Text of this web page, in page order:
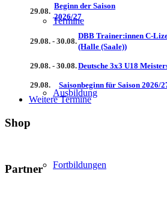
Termine
Ausbildung
Fortbildungen
29.08.
Beginn der Saison
2026/27
29.08. - 30.08.
DBB Trainer:innen C-
(Halle (Saale))
29.08. - 30.08.Deutsche 3x3 U18
29.08. Saisonbeginn für Saison 2026/
Weitere Termine
Shop
Partner